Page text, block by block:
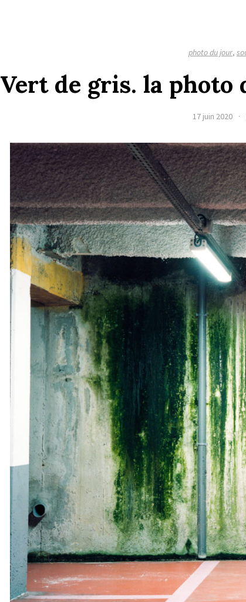
photo du jour,
Vert de gris. la
17 juin 2020 ·